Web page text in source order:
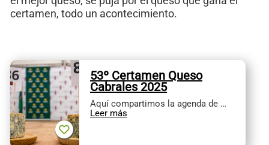
certamen, todo un acontecimiento.
53º Certamen Queso
Cabrales 2025
Aquí compartimos la agenda de …
Leer más